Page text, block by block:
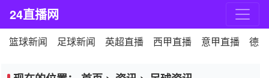
24直播网
篮球新闻 足球新闻 英超直播 西甲直播 意甲直播 德